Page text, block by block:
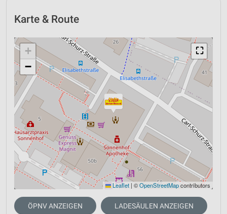
Karte & Route
⛶
+
−
Leaflet | ©OpenStreetMapcontributors
ÖPNV ANZEIGEN LADESÄULEN ANZEIGEN